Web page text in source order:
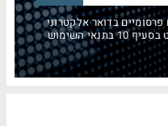
פרסומיים בדואר אלקטרוני
השימוש